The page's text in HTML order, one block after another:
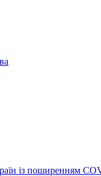
із поширенням